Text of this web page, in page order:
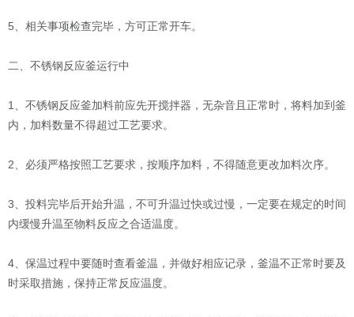
5、相关事项检查完毕，方可正常开车。
二、不锈钢反应釜运行中
1、不锈钢反应釜加料前应先开搅拌器，无杂音且正常时，将料加到釜
内，加料数量不得超过工艺要求。
2、必须严格按照工艺要求，按顺序加料，不得随意更改加料次序。
3、投料完毕后开始升温，不可升温过快或过慢，一定要在规定的时间
内缓慢升温至物料反应之合适温度。
4、保温过程中要随时查看釜温，并做好相应记录，釜温不正常时要及
时采取措施，保持正常反应温度。